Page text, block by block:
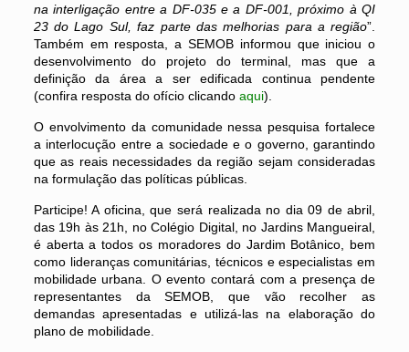
na interligação entre a DF-035 e a DF-001, próximo à QI
23 do Lago Sul, faz parte das melhorias para a região”.
Também em resposta, a SEMOB informou que iniciou o
desenvolvimento do projeto do terminal, mas que a
definição da área a ser edificada continua pendente
(confira resposta do ofício clicando aqui).
O envolvimento da comunidade nessa pesquisa fortalece
a interlocução entre a sociedade e o governo, garantindo
que as reais necessidades da região sejam consideradas
na formulação das políticas públicas.
Participe! A oficina, que será realizada no dia 09 de abril,
das 19h às 21h, no Colégio Digital, no Jardins Mangueiral,
é aberta a todos os moradores do Jardim Botânico, bem
como lideranças comunitárias, técnicos e especialistas em
mobilidade urbana. O evento contará com a presença de
representantes da SEMOB, que vão recolher as
demandas apresentadas e utilizá-las na elaboração do
plano de mobilidade.